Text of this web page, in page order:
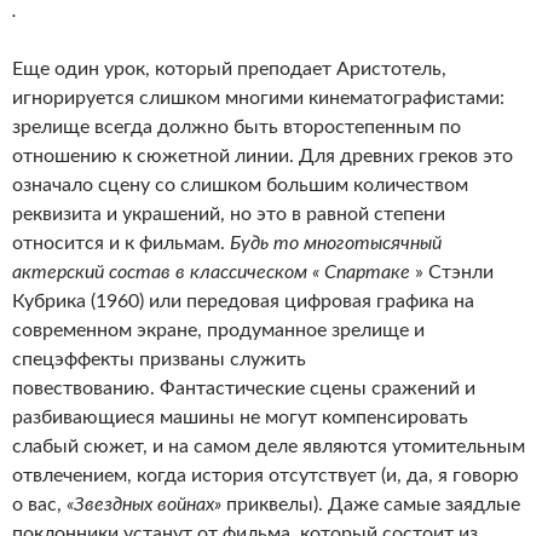
.
Еще один урок, который преподает Аристотель,
игнорируется слишком многими кинематографистами:
зрелище всегда должно быть второстепенным по
отношению к сюжетной линии. Для древних греков это
означало сцену со слишком большим количеством
реквизита и украшений, но это в равной степени
относится и к фильмам. Будь то многотысячный
актерский состав в классическом « Спартаке » Стэнли
Кубрика (1960) или передовая цифровая графика на
современном экране, продуманное зрелище и
спецэффекты призваны служить
повествованию. Фантастические сцены сражений и
разбивающиеся машины не могут компенсировать
слабый сюжет, и на самом деле являются утомительным
отвлечением, когда история отсутствует (и, да, я говорю
о вас, «Звездных войнах» приквелы). Даже самые заядлые